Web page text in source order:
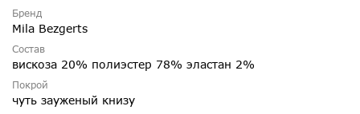
Бренд
Mila Bezgerts
Состав
вискоза 20% полиэстер 78% эластан 2%
Покрой
чуть зауженый книзу